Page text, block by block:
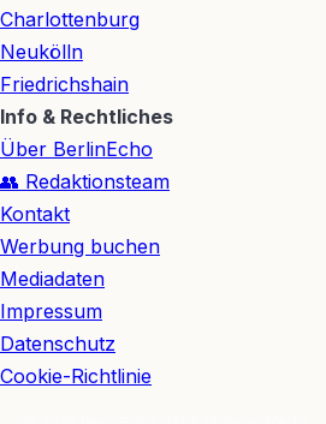
Charlottenburg
Neukölln
Friedrichshain
Info & Rechtliches
Über BerlinEcho
👥 Redaktionsteam
Kontakt
Werbung buchen
Mediadaten
Impressum
Datenschutz
Cookie-Richtlinie